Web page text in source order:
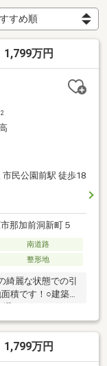
万円
2
民公園前駅 徒歩18
那加前洞新町５
南道路
整形地
綺麗な状態での引
積です！○建築条
選びください☆○
ョッピングが楽し
子様の通学も安心
14分那加中学
アミカ各務原
万円